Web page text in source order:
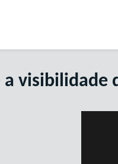
visibilidade